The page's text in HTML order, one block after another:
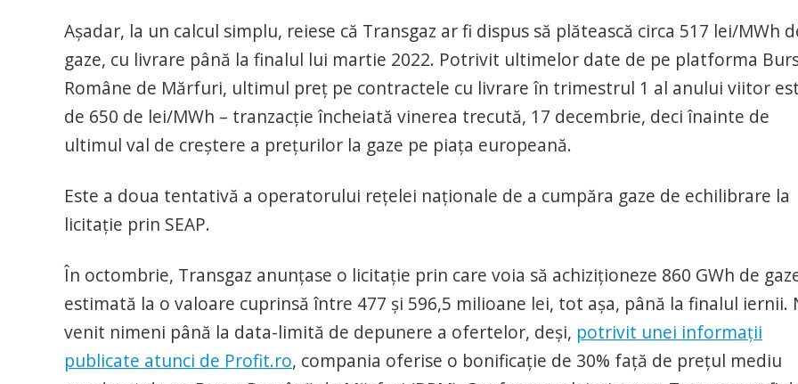
Așadar, la un calcul simplu, reiese că Transgaz ar fi dispus să plătească circa 517 lei/MWh
gaze, cu livrare până la finalul lui martie 2022. Potrivit ultimelor date de pe platforma
Române de Mărfuri, ultimul preț pe contractele cu livrare în trimestrul 1 al anului viitor
de 650 de lei/MWh – tranzacție încheiată vinerea trecută, 17 decembrie, deci înainte de
ultimul val de creștere a prețurilor la gaze pe piața europeană.
Este a doua tentativă a operatorului rețelei naționale de a cumpăra gaze de echilibrare la
licitație prin SEAP.
În octombrie, Transgaz anunțase o licitație prin care voia să achiziționeze 860 GWh de
estimată la o valoare cuprinsă între 477 și 596,5 milioane lei, tot așa, până la finalul iernii.
venit nimeni până la data-limită de depunere a ofertelor, deși, potrivit unei informații
publicate atunci de Profit.ro, compania oferise o bonificație de 30% față de prețul mediu